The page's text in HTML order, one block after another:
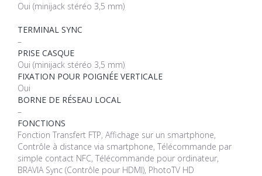
Oui (minijack stéréo 3,5 mm)
TERMINAL SYNC
–
PRISE CASQUE
Oui (minijack stéréo 3,5 mm)
FIXATION POUR POIGNÉE VERTICALE
Oui
BORNE DE RÉSEAU LOCAL
–
FONCTIONS
Fonction Transfert FTP, Affichage sur un smartphone,
Contrôle à distance via smartphone, Télécommande par
simple contact NFC, Télécommande pour ordinateur,
BRAVIA Sync (Contrôle pour HDMI), PhotoTV HD